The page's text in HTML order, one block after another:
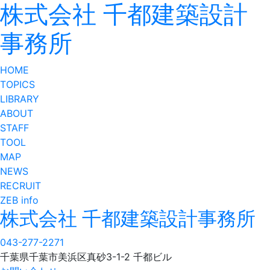
株式会社 千都建築設計
事務所
HOME
TOPICS
LIBRARY
ABOUT
STAFF
TOOL
MAP
NEWS
RECRUIT
ZEB info
株式会社 千都建築設計事務所
043-277-2271
千葉県千葉市美浜区真砂3-1-2 千都ビル